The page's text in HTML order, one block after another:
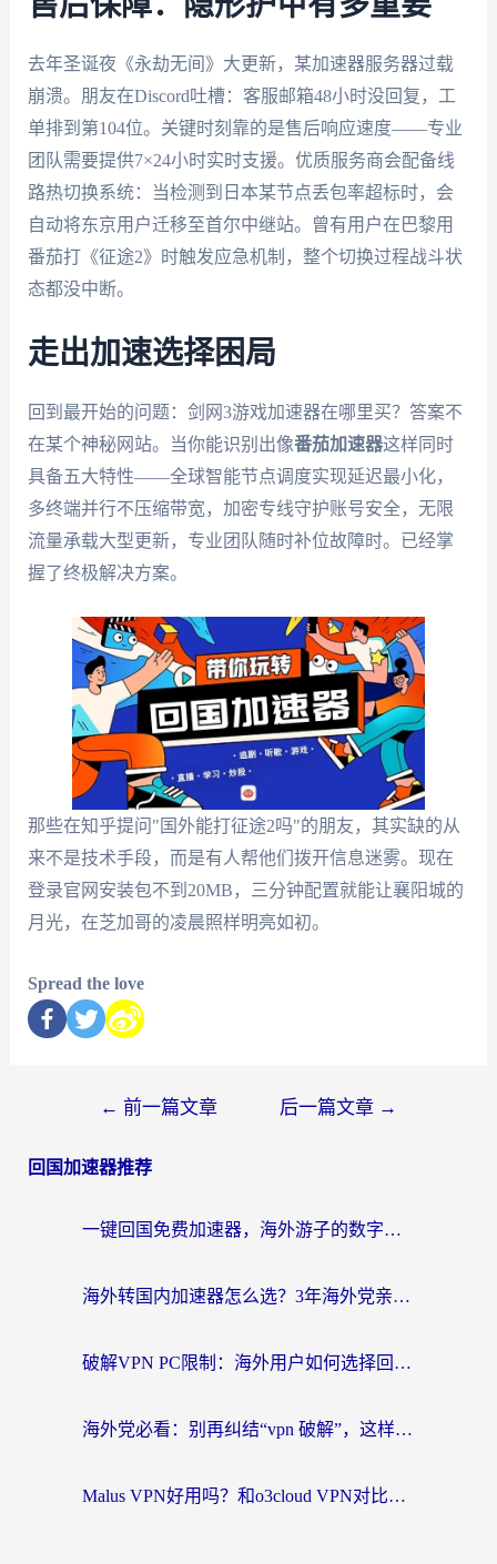
去年圣诞夜《永劫无间》大更新，某加速器服务器过载
崩溃。朋友在Discord吐槽：客服邮箱48小时没回复，工
单排到第104位。关键时刻靠的是售后响应速度——专业
团队需要提供7×24小时实时支援。优质服务商会配备线
路热切换系统：当检测到日本某节点丢包率超标时，会
自动将东京用户迁移至首尔中继站。曾有用户在巴黎用
番茄打《征途2》时触发应急机制，整个切换过程战斗状
态都没中断。
走出加速选择困局
回到最开始的问题：剑网3游戏加速器在哪里买？答案不
在某个神秘网站。当你能识别出像番茄加速器这样同时
具备五大特性——全球智能节点调度实现延迟最小化，
多终端并行不压缩带宽，加密专线守护账号安全，无限
流量承载大型更新，专业团队随时补位故障时。已经掌
握了终极解决方案。
那些在知乎提问"国外能打征途2吗"的朋友，其实缺的从
来不是技术手段，而是有人帮他们拨开信息迷雾。现在
登录官网安装包不到20MB，三分钟配置就能让襄阳城的
月光，在芝加哥的凌晨照样明亮如初。
Spread the love
← 前一篇文章 后一篇文章 →
回国加速器推荐
一键回国免费加速器，海外游子的数字归乡路
海外转国内加速器怎么选？3年海外党亲测指南，无缝刷剧玩游戏不再难
破解VPN PC限制：海外用户如何选择回国加速器实现无缝访问国内资源
海外党必看：别再纠结“vpn 破解”，这样选回国加速器才能真正无缝访问国内资源
Malus VPN好用吗？和o3cloud VPN对比哪个回国效果更好？